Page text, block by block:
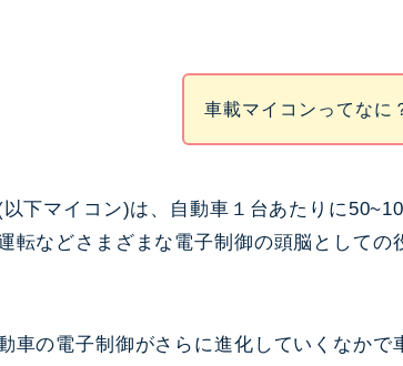
車載マイコンってなに
下マイコン)は、自動車１台あたりに
転などさまざまな電子制御の頭脳としての
車の電子制御がさらに進化していくなかで